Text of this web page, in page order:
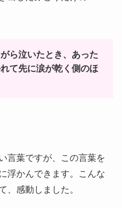
がら泣いたとき、あった
て先に涙が乾く側のほ
言葉ですが、この言葉を
浮かんできます。こんな
、感動しました。